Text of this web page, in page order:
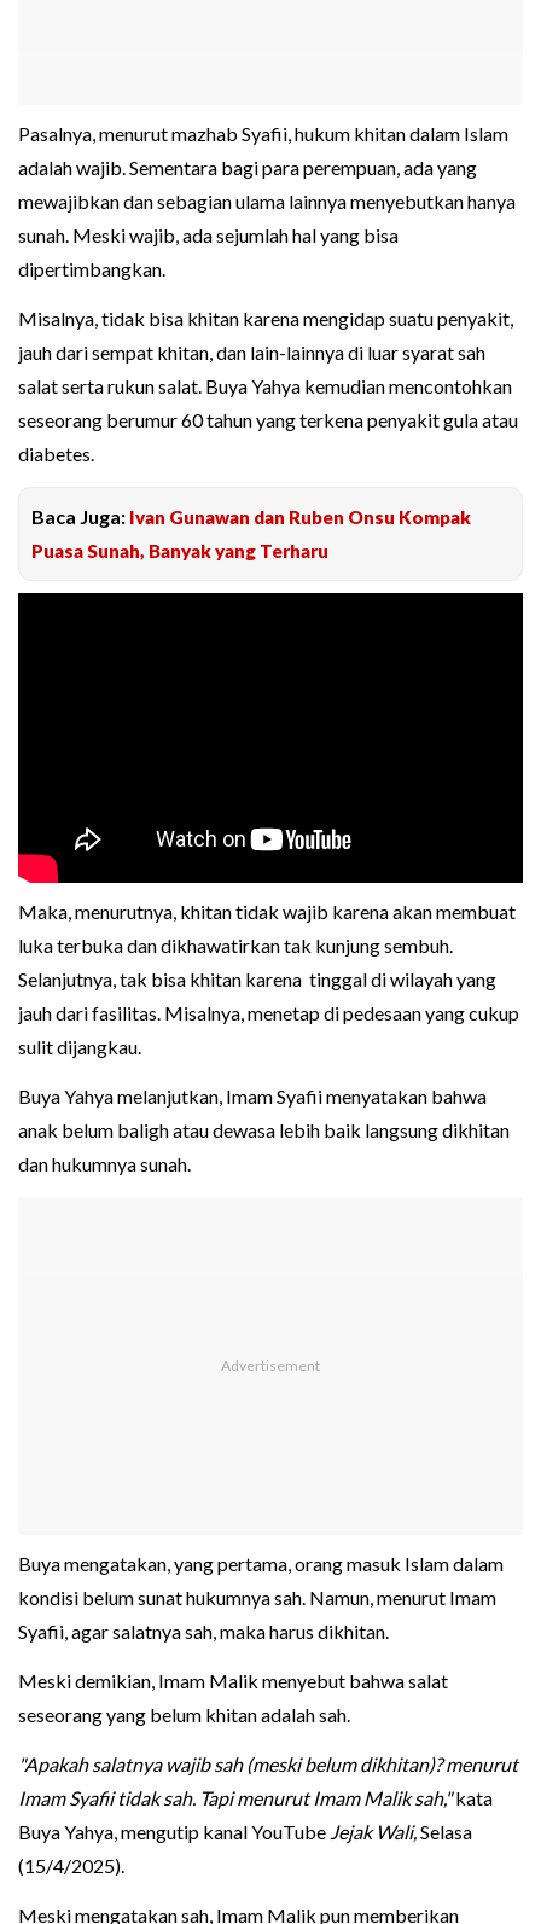
Pasalnya, menurut mazhab Syafii, hukum khitan dalam Islam
adalah wajib. Sementara bagi para perempuan, ada yang
mewajibkan dan sebagian ulama lainnya menyebutkan hanya
sunah. Meski wajib, ada sejumlah hal yang bisa
dipertimbangkan.
Misalnya, tidak bisa khitan karena mengidap suatu penyakit,
jauh dari sempat khitan, dan lain-lainnya di luar syarat sah
salat serta rukun salat. Buya Yahya kemudian mencontohkan
seseorang berumur 60 tahun yang terkena penyakit gula atau
diabetes.
Baca Juga: Ivan Gunawan dan Ruben Onsu Kompak
Puasa Sunah, Banyak yang Terharu
Maka, menurutnya, khitan tidak wajib karena akan membuat
luka terbuka dan dikhawatirkan tak kunjung sembuh.
Selanjutnya, tak bisa khitan karena tinggal di wilayah yang
jauh dari fasilitas. Misalnya, menetap di pedesaan yang cukup
sulit dijangkau.
Buya Yahya melanjutkan, Imam Syafii menyatakan bahwa
anak belum baligh atau dewasa lebih baik langsung dikhitan
dan hukumnya sunah.
Buya mengatakan, yang pertama, orang masuk Islam dalam
kondisi belum sunat hukumnya sah. Namun, menurut Imam
Syafii, agar salatnya sah, maka harus dikhitan.
Meski demikian, Imam Malik menyebut bahwa salat
seseorang yang belum khitan adalah sah.
"Apakah salatnya wajib sah (meski belum dikhitan)? menurut
Imam Syafii tidak sah. Tapi menurut Imam Malik sah,"kata
Buya Yahya, mengutip kanal YouTube Jejak Wali,Selasa
(15/4/2025).
Meski mengatakan sah, Imam Malik pun memberikan